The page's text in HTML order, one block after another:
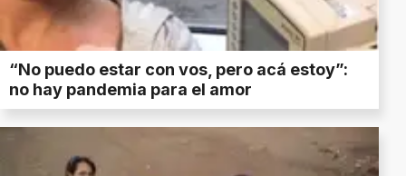
“No puedo estar con vos, pero acá estoy”:
no hay pandemia para el amor